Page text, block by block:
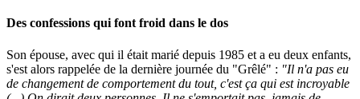
Des confessions qui font froid dans le dos
Son épouse, avec qui il était marié depuis 1985 et a eu deux enfants,
s'est alors rappelée de la dernière journée du "Grêlé" : "Il n'a pas eu
de changement de comportement du tout, c'est ça qui est incroyable